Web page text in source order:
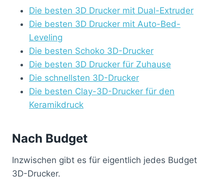
Die besten 3D Drucker mit Dual-Extruder
Die besten 3D Drucker mit Auto-Bed-
Leveling
Die besten Schoko 3D-Drucker
Die besten 3D Drucker für Zuhause
Die schnellsten 3D-Drucker
Die besten Clay-3D-Drucker für den
Keramikdruck
Nach Budget
Inzwischen gibt es für eigentlich jedes Budget
3D-Drucker.